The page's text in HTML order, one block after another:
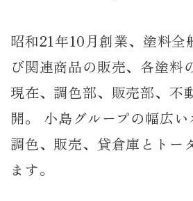
昭和21年10月創業、塗料全
び関連商品の販売、各塗料
現在、調色部、販売部、不
開。
小島グループの幅広
調色、販売、貸倉庫とトー
ます。